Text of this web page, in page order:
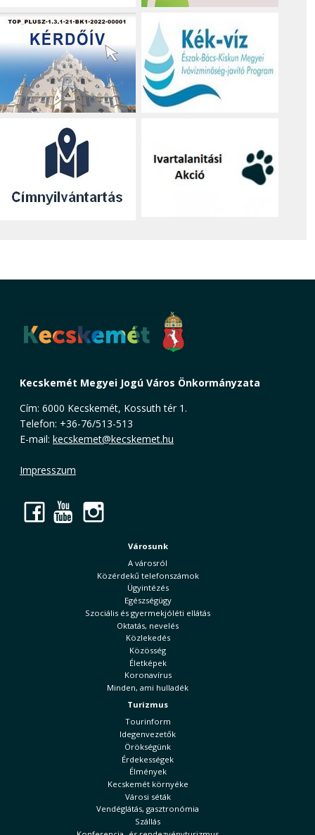
Kecskemét Megyei Jogú Város Önkormányzata
Cím: 6000 Kecskemét, Kossuth tér 1.
Telefon: +36-76/513-513
E-mail: kecskemet@kecskemet.hu
Impresszum
Facebook
YouTube
Városunk
A városról
Közérdekű telefonszámok
Ügyintézés
Egészségügy
Szociális és gyermekjóléti ellátás
Oktatás, nevelés
Közlekedés
Közösség
Életképek
Koronavírus
Minden, ami hulladék
Turizmus
Tourinform
Idegenvezetők
Örökségünk
Érdekességek
Élmények
Kecskemét környéke
Városi séták
Vendéglátás, gasztronómia
Szállás